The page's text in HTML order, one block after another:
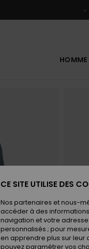
HOMME
CE SITE UTILISE DES
Nos partenaires et nous-
accéder à des
navigation et votre
personnalisés ; pour
en apprendre plus sur
pouvez paramétrer vos